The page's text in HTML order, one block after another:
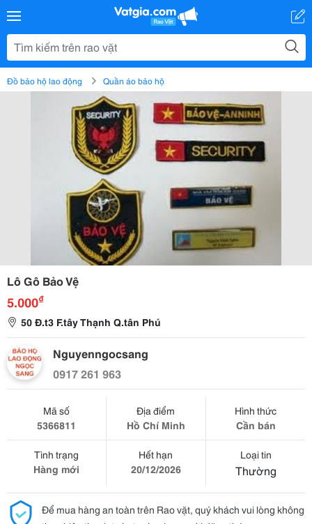
Đồ bảo hộ lao động Quần áo bảo hộ
Lô Gô Bảo Vệ
5.000₫
50 Đ.t3 F.tây Thạnh Q.tân Phú
Nguyenngocsang
0917 261 963
Mã số
5366811
Địa điểm
Hồ Chí Minh
Hình thức
Cần bán
Tình trạng
Hàng mới
Hết hạn
20/12/2026
Loại tin
Thường
Để mua hàng an toàn trên Rao vặt, quý khách vui lòng không